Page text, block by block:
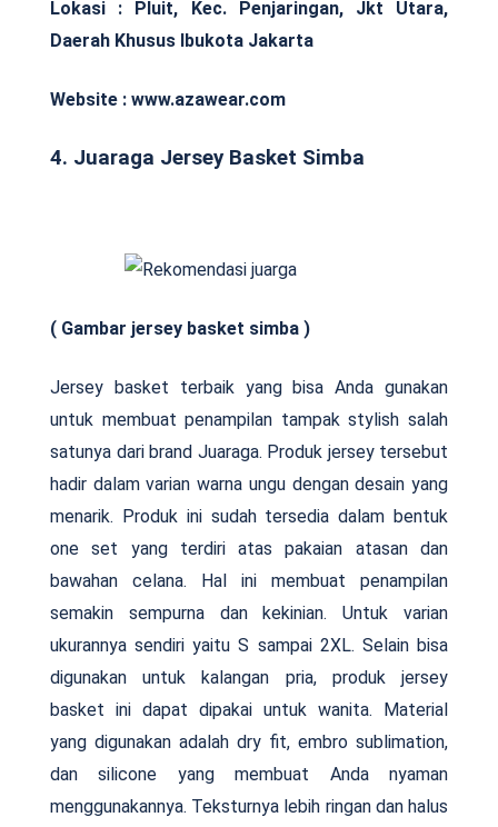
Lokasi : Pluit, Kec. Penjaringan, Jkt Utara,
Daerah Khusus Ibukota Jakarta
Website : www.azawear.com
4. Juaraga Jersey Basket Simba
( Gambar jersey basket simba )
Jersey basket terbaik yang bisa Anda gunakan
untuk membuat penampilan tampak stylish salah
satunya dari brand Juaraga. Produk jersey tersebut
hadir dalam varian warna ungu dengan desain yang
menarik. Produk ini sudah tersedia dalam bentuk
one set yang terdiri atas pakaian atasan dan
bawahan celana. Hal ini membuat penampilan
semakin sempurna dan kekinian. Untuk varian
ukurannya sendiri yaitu S sampai 2XL. Selain bisa
digunakan untuk kalangan pria, produk jersey
basket ini dapat dipakai untuk wanita. Material
yang digunakan adalah dry fit, embro sublimation,
dan silicone yang membuat Anda nyaman
menggunakannya. Teksturnya lebih ringan dan halus